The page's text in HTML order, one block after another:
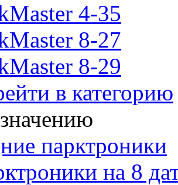
4-35
8-27
8-29
в категорию
парктроники
на 8